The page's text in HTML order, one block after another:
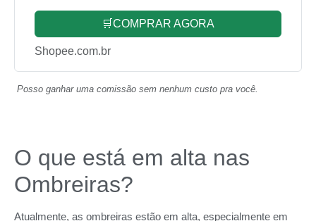
🛒COMPRAR AGORA
Shopee.com.br
Posso ganhar uma comissão sem nenhum custo pra você.
O que está em alta nas
Ombreiras?
Atualmente, as ombreiras estão em alta, especialmente em